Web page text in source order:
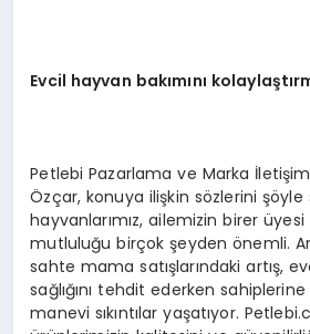
Evcil hayvan bakımını
Petlebi Pazarlama ve Marka
Özçar, konuya ilişkin sözlerini şöyle
hayvanlarımız, ailemizin birer üyesi
mutluluğu birçok şeyden önemli.
sahte mama satışlarındaki artış,
sağlığını tehdit ederken
manevi sıkıntılar yaşatıyor.